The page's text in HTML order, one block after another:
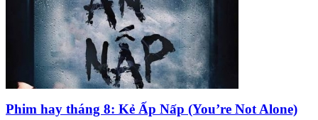
Phim hay tháng 8: Kẻ Ấp Nấp (You’re Not Alone)